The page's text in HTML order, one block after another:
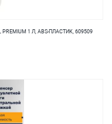
1 Л, ABS-ПЛАСТИК, 609509